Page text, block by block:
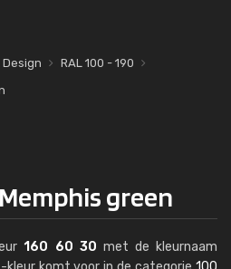
Design
RAL 100 - 190
green
160 60 30 met de kleurnaam